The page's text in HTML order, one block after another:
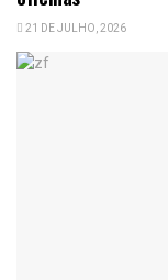
21 DE JULHO, 2026